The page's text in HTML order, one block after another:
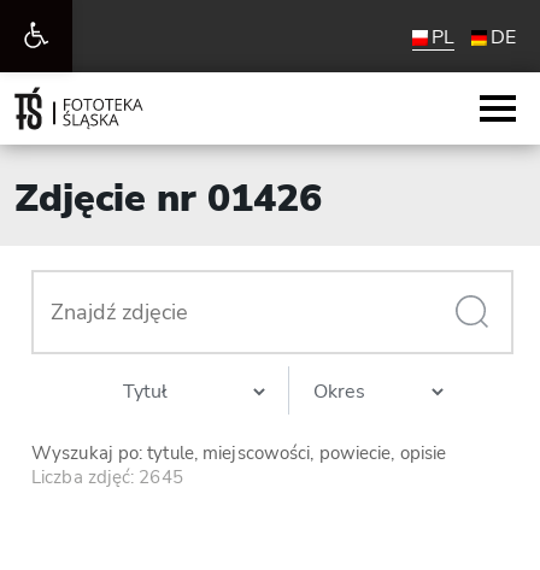
Otwórz
pasek
narzędzi
PL DE
Zdjęcie nr 01426
Wyszukaj po: tytule, miejscowości, powiecie, opisie
Liczba zdjęć: 2645